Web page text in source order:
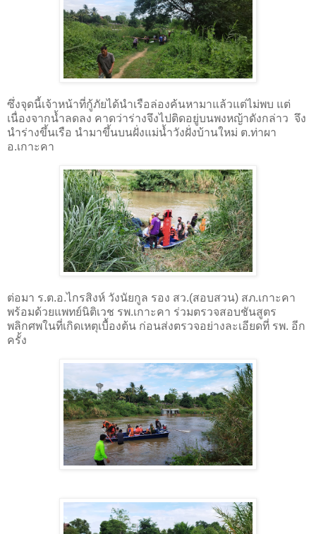
ซึ่งจุดนี้เจ้าหน้าที่กู้ภัยได้นำเรือล่องค้นหามาแล้วแต่ไม่พบ แต่
เนื่องจากน้ำลดลง คาดว่าร่างจึงไปติดอยู่บนพงหญ้าดังกล่าว จึง
นำร่างขึ้นเรือ นำมาขึ้นบนฝั่งแม่น้ำวังฝั่งบ้านใหม่ ต.ท่าผา
อ.เกาะคา
ต่อมา ร.ต.อ.ไกรสิงห์ วังนัยกูล รอง สว.(สอบสวน) สภ.เกาะคา
พร้อมด้วยแพทย์นิติเวช รพ.เกาะคา ร่วมตรวจสอบชันสูตร
พลิกศพในที่เกิดเหตุเบื้องต้น ก่อนส่งตรวจอย่างละเอียดที่ รพ. อีก
ครั้ง